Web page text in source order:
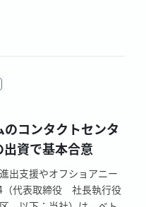
コンタクトセンタ
資で基本合意
出支援やオフショアニー
（代表取締役 社長執行役